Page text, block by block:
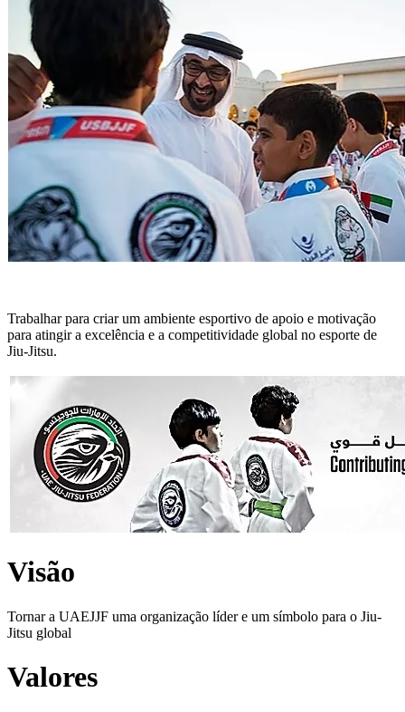
Trabalhar para criar um ambiente esportivo de apoio e motivação
para atingir a excelência e a competitividade global no esporte de
Jiu-Jitsu.
Visão
Tornar a UAEJJF uma organização líder e um símbolo para o Jiu-
Jitsu global
Valores